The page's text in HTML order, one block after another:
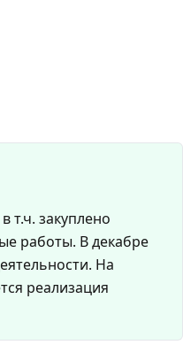
т.ч. закуплено
работы. В декабре
На
реализация